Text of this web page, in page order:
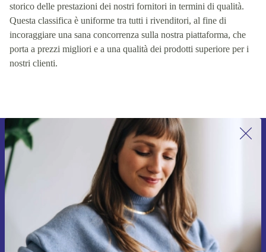
storico delle prestazioni dei nostri fornitori in termini di qualità.
Questa classifica è uniforme tra tutti i rivenditori, al fine di
incoraggiare una sana concorrenza sulla nostra piattaforma, che
porta a prezzi migliori e a una qualità dei prodotti superiore per i
nostri clienti.
Iscriviti per la prima volta alla nostra
newsletter e ottieni 15€ di sconto!
Non farti più scappare le migliori offerte.
Richiedi codice sconto